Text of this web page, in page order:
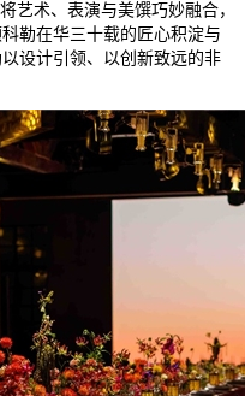
艺术、表演与美馔巧妙融合，
勒在华三十载的匠心积淀与
设计引领、以创新致远的非